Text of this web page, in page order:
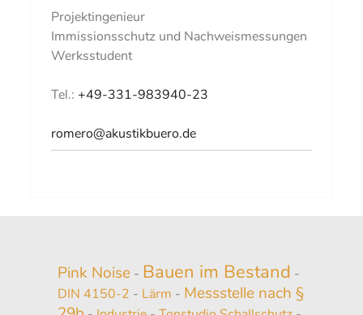
Projektingenieur
Immissionsschutz und Nachweismessungen
Werksstudent
Tel.: +49-331-983940-23
romero@akustikbuero.de
Pink Noise- Bauen im Bestand -
DIN 4150-2 - Lärm - Messstelle nach §